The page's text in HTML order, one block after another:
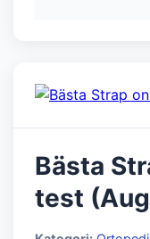
Bästa
test